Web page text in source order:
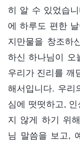
히 알 수 있었습
에 하루도 편한
지만물을 창조하
하신 하나님이 오
우리가 진리를 깨
해서입니다. 우리
심에 떳떳하고,
지 않게 하기 위
님 말씀을 보고,